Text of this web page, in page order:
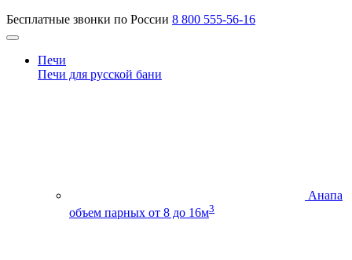
Бесплатные звонки по России 8 800 555-56-16
Печи
Печи для русской бани
Анапа
объем парных от 8 до 16м3